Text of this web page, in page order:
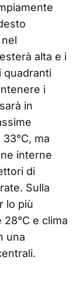
alta e i
quadranti
i
in
ma
interne
di
Sulla
lo più
e clima
una